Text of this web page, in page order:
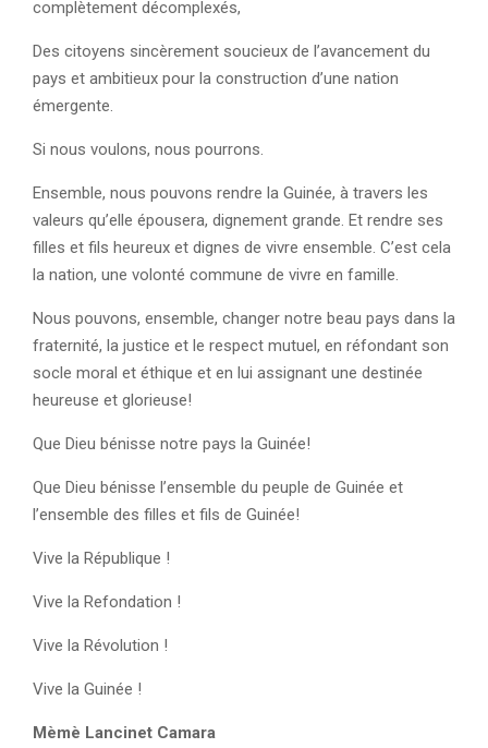
complètement décomplexés,
Des citoyens sincèrement soucieux de l’avancement du
pays et ambitieux pour la construction d’une nation
émergente.
Si nous voulons, nous pourrons.
Ensemble, nous pouvons rendre la Guinée, à travers les
valeurs qu’elle épousera, dignement grande. Et rendre ses
filles et fils heureux et dignes de vivre ensemble. C’est cela
la nation, une volonté commune de vivre en famille.
Nous pouvons, ensemble, changer notre beau pays dans la
fraternité, la justice et le respect mutuel, en réfondant son
socle moral et éthique et en lui assignant une destinée
heureuse et glorieuse!
Que Dieu bénisse notre pays la Guinée!
Que Dieu bénisse l’ensemble du peuple de Guinée et
l’ensemble des filles et fils de Guinée!
Vive la République !
Vive la Refondation !
Vive la Révolution !
Vive la Guinée !
Mèmè Lancinet Camara